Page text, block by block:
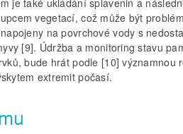
je také ukládání splavenin a
vegetací, což může být
na povrchové vody s
[9]. Údržba a monitoring stavu
bude hrát podle [10] významnou
extremit počasí.